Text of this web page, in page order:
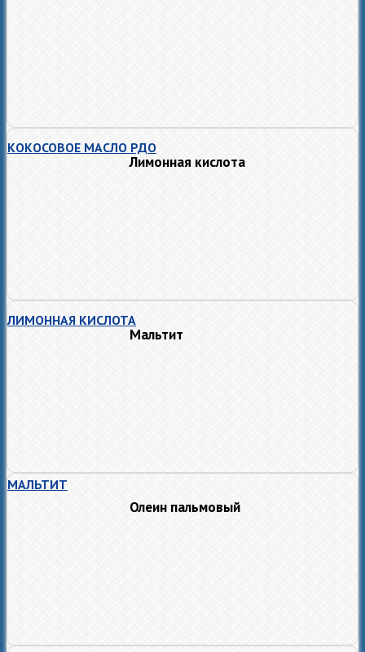
КОКОСОВОЕ МАСЛО РДО
Лимонная кислота
ЛИМОННАЯ КИСЛОТА
Мальтит
МАЛЬТИТ
Олеин пальмовый